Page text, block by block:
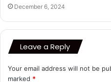
December 6, 2024
Leave a Reply
Your email address will not be
marked *